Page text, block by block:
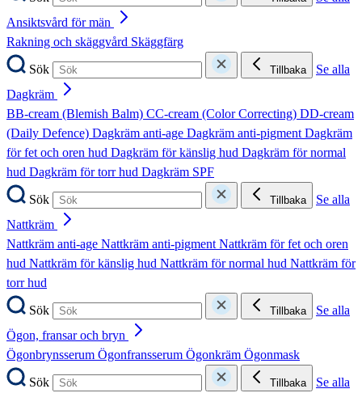
Ansiktsvård för män
Rakning och skäggvård Skäggfärg
Sök
Tillbaka
Se alla
Dagkräm
BB-cream (Blemish Balm) CC-cream (Color Correcting) DD-cream
(Daily Defence) Dagkräm anti-age Dagkräm anti-pigmentDagkräm
för fet och oren hud Dagkräm för känslig hud Dagkräm för normal
hud Dagkräm för torr hud Dagkräm SPF
Sök
Tillbaka
Se alla
Nattkräm
Nattkräm anti-age Nattkräm anti-pigmentNattkräm för fet och oren
hud Nattkräm för känslig hud Nattkräm för normal hud Nattkräm för
torr hud
Sök
Tillbaka
Se alla
Ögon, fransar och bryn
Ögonbrynsserum Ögonfransserum Ögonkräm Ögonmask
Sök
Tillbaka
Se alla